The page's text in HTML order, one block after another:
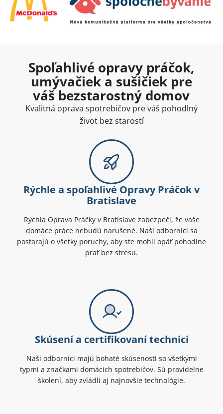
Spoľahlivé opravy práčok,
umývačiek a sušičiek pre
váš bezstarostný domov
Kvalitná oprava spotrebičov pre váš pohodlný
život bez starostí
Rýchle a spoľahlivé Opravy Práčok v
Bratislave
Rýchla Oprava Práčky v Bratislave zabezpečí, že vaše
domáce práce nebudú narušené. Naši odborníci sa
postarajú o všetky poruchy, aby ste mohli opäť pohodlne
prať bez stresu.
Skúsení a certifikovaní technici
Naši odborníci majú bohaté skúsenosti so všetkými
typmi a značkami domácich spotrebičov. Sú pravidelne
školení, aby zvládli aj najnovšie technológie.